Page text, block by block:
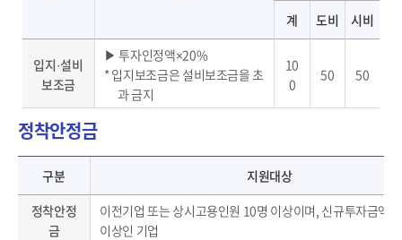
계 도비 시비
입지·설비
보조금
▶ 투자인정액×20%
* 입지보조금은 설비보조금을 초
과 금지
10
0
50 50
정착안정금
구분
지원대상
정착안정
금
이전기업 또는 상시고용인원 10명 이상이며, 신규투자금액
이상인 기업